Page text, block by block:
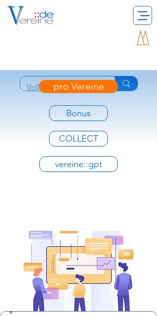
pro Vereine
Bonus
COLLECT
vereine::gpt